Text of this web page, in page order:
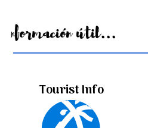
Información útil...
Tourist Info